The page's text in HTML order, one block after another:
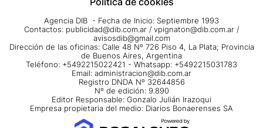
Agencia DIB - Fecha de Inicio: Septiembre 1993
Contactos: publicidad@dib.com.ar / vpignaton@dib.com.ar /
avisosdib@gmail.com
Dirección de las oficinas: Calle 48 Nº 726 Piso 4, La Plata; Provincia
de Buenos Aires, Argentina
Teléfono: +5492215022421 - Whatsapp: +5492215031783
Email: administracion@dib.com.ar
Registro DNDA Nº 32644856
Nº de edición: 9.890
Editor Responsable: Gonzalo Julián Irazoqui
Empresa propietaria del medio: Diarios Bonaerenses SA